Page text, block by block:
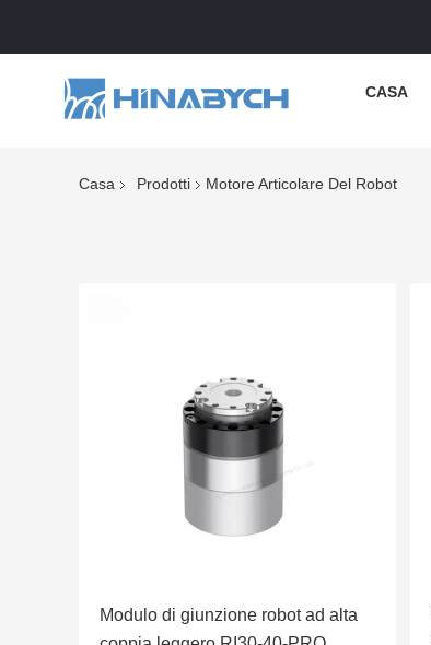
CASA
Casa Prodotti Motore Articolare Del Robot
Modulo di giunzione robot ad alta